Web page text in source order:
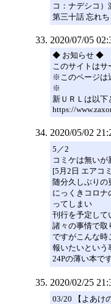
コ：ナデシコ）
第三十話 忘れち
2020/07/05
◆ お知らせ ◆
このサイトはサ
※このページは
※
新ＵＲＬは以下
https://
2020/05/02
5／2
コミケは無いが
[5月2日 エアコ
随分久しぶりの
にっくきコロナ
ってしまい
刊行を予定して
諸々の事情で取
ですがこんな時
報いたいという
24Pの薄い本で
2020/02/25
03/20 【よあけ